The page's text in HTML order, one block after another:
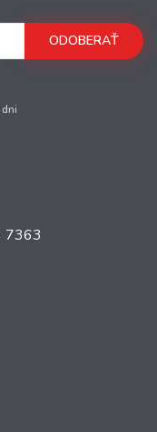
ODOBERAŤ
dni
7363